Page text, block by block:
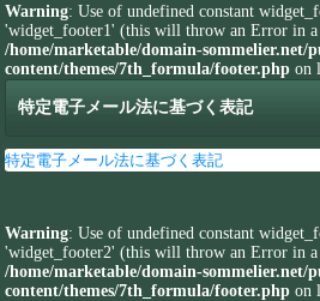
Warning: Use of undefined constant
'widget_footer1' (this will throw an Error in
/home/marketable/domain-sommelier.net/
content/themes/7th_formula/footer.php on
特定電子メール法に基づく表記
特定電子メール法に基づく表記
Warning: Use of undefined constant
'widget_footer2' (this will throw an Error in
/home/marketable/domain-sommelier.net/
content/themes/7th_formula/footer.php on